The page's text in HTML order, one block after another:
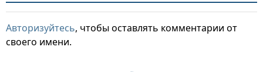
Авторизуйтесь, чтобы оставлять комментарии от
своего имени.